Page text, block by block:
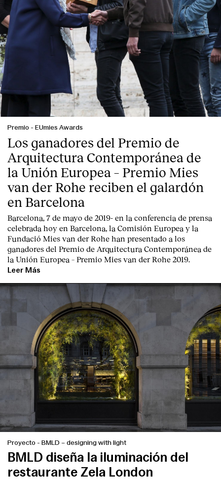
Premio - EUmies Awards
Los ganadores del Premio de
Arquitectura Contemporánea de
la Unión Europea – Premio Mies
van der Rohe reciben el galardón
en Barcelona
Barcelona, 7 de mayo de 2019- en la conferencia de prensa
celebrada hoy en Barcelona, la Comisión Europea y la
Fundació Mies van der Rohe han presentado a los
ganadores del Premio de Arquitectura Contemporánea de
la Unión Europea – Premio Mies van der Rohe 2019.
Leer Más
Proyecto - BMLD – designing with light
BMLD diseña la iluminación del
restaurante Zela London